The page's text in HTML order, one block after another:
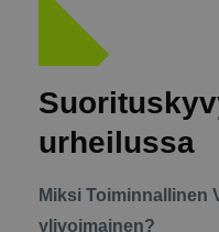
urheilussa
Miksi Toiminnallinen
ylivoimainen?